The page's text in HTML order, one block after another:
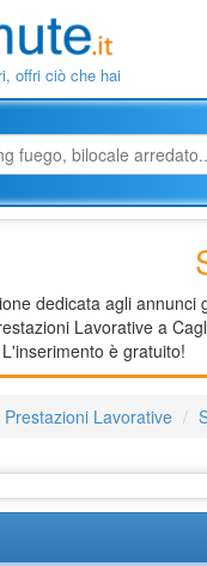
offri ciò che hai
dedicata agli
Lavorative a
è gratuito!
Lavorative